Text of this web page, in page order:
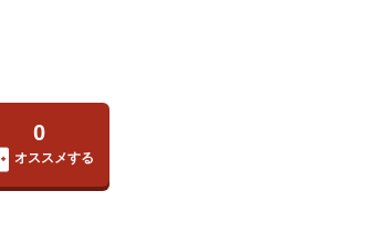
0
オススメする